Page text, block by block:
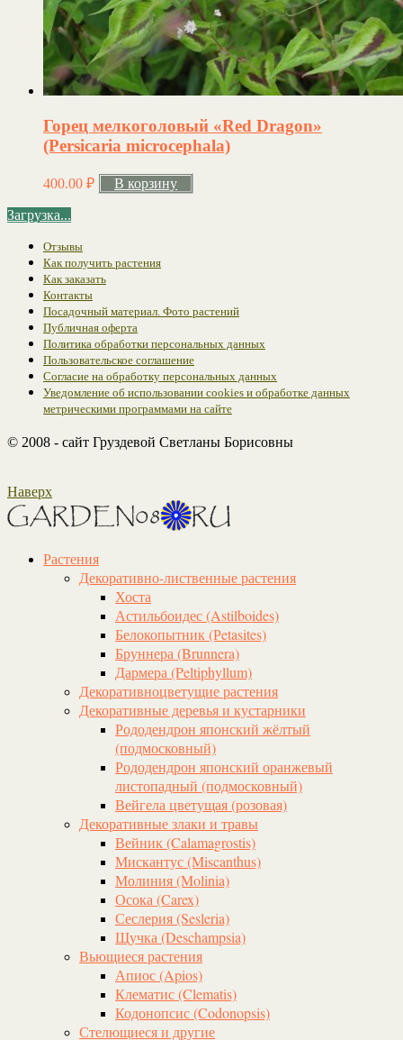
Горец мелкоголовый «Red Dragon»
(Persicaria microcephala)
400.00 ₽ В корзину
Загрузка...
Отзывы
Как получить растения
Как заказать
Контакты
Посадочный материал. Фото растений
Публичная оферта
Политика обработки персональных данных
Пользовательское соглашение
Согласие на обработку персональных данных
Уведомление об использовании cookies и обработке данных
метрическими программами на сайте
© 2008 - сайт Груздевой Светланы Борисовны
Наверх
Растения
Декоративно-лиственные растения
Хоста
Астильбоидес (Astilboides)
Белокопытник (Рetasites)
Бруннера (Brunnera)
Дармера (Peltiphyllum)
Декоративноцветущие растения
Декоративные деревья и кустарники
Рододендрон японский жёлтый
(подмосковный)
Рододендрон японский оранжевый
листопадный (подмосковный)
Вейгела цветущая (розовая)
Декоративные злаки и травы
Вейник (Calamagrostis)
Мискантус (Miscanthus)
Молиния (Molinia)
Осока (Carex)
Сеслерия (Sesleria)
Щучка (Deschampsia)
Вьющиеся растения
Апиос (Apios)
Клематис (Clematis)
Кодонопсис (Codonopsis)
Стелющиеся и другие